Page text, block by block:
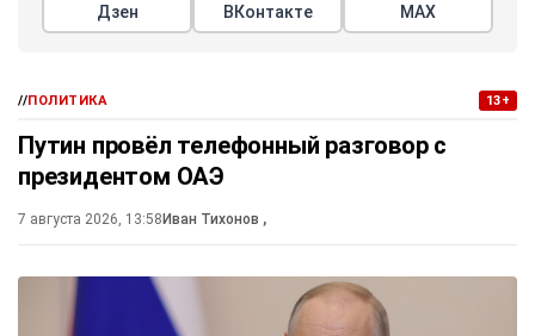
Дзен ВКонтакте МАХ
//ПОЛИТИКА 13+
Путин провёл телефонный разговор с
президентом ОАЭ
7 августа 2026, 13:58Иван Тихонов ,